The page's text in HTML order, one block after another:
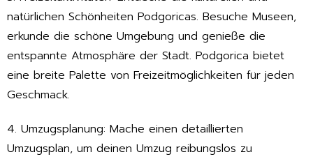
natürlichen Schönheiten Podgoricas. Besuche Museen,
erkunde die schöne Umgebung und genieße die
entspannte Atmosphäre der Stadt. Podgorica bietet
eine breite Palette von Freizeitmöglichkeiten für jeden
Geschmack.
4. Umzugsplanung: Mache einen detaillierten
Umzugsplan, um deinen Umzug reibungslos zu